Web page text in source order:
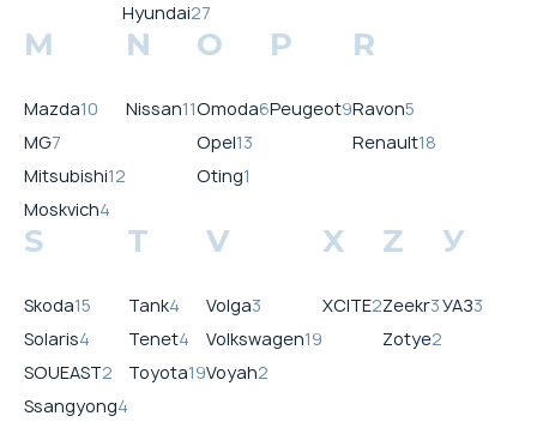
Hyundai27
M
Mazda10
MG7
Mitsubishi12
Moskvich4
N
Nissan11
O
Omoda6
Opel13
Oting1
P
Peugeot9
R
Ravon5
Renault18
S
Skoda15
Solaris4
SOUEAST2
Ssangyong4
T
Tank4
Tenet4
Toyota19
V
Volga3
Volkswagen19
Voyah2
X
XCITE2
Z
Zeekr3
Zotye2
У
УАЗ3